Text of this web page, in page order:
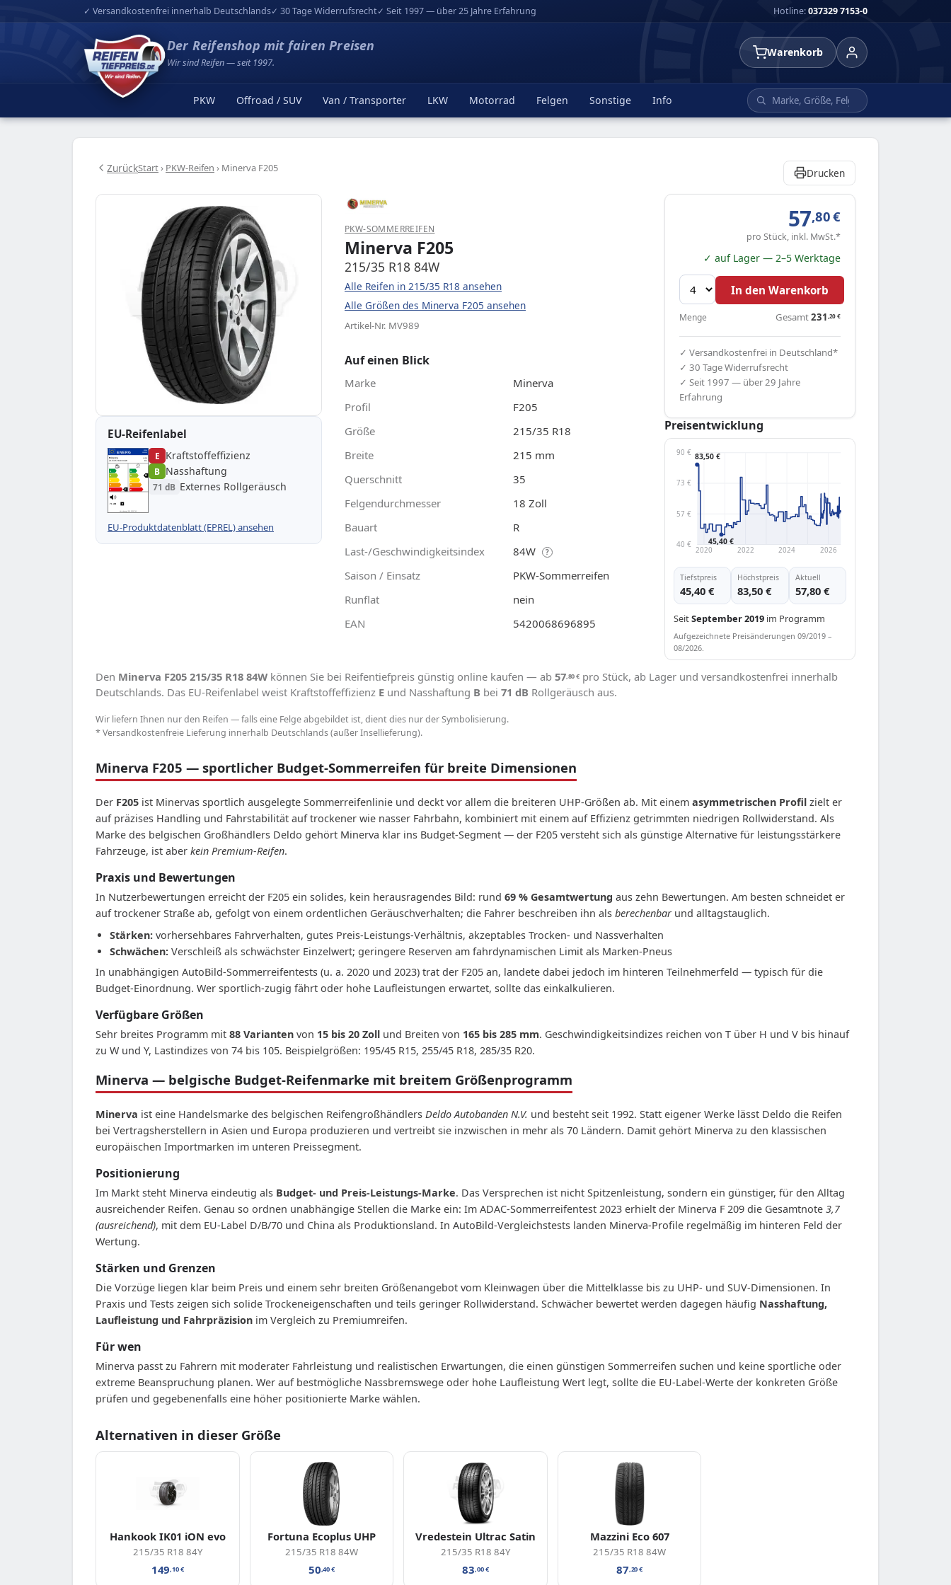
✓ Versandkostenfrei innerhalb Deutschlands✓ 30 Tage Widerrufsrecht✓ Seit 1997 — über 25 Jahre Erfahrung Hotline:037329 7153-0
Der Reifenshop mit fairen Preisen
Wir sind Reifen — seit 1997.
Warenkorb
PKW Offroad / SUV Van / Transporter LKW Motorrad Felgen Sonstige Info
ZurückStart› PKW-Reifen › Minerva F205 Drucken
EU-Reifenlabel
ENERG EPREL
1000000
Minerva MV989
215/35 R18 84W C1
A
B
C
D
E
E
A
B
B
C
D
E
71 dB B
Verordnung (EU) 2020/740
E Kraftstoffeffizienz
B Nasshaftung
71 dB Externes Rollgeräusch
EU-Produktdatenblatt (EPREL) ansehen
PKW-SOMMERREIFEN
Minerva F205
215/35 R18 84W
Alle Reifen in 215/35 R18 ansehen
Alle Größen des Minerva F205 ansehen
Artikel-Nr. MV989
Auf einen Blick
Marke
Minerva
Profil
F205
Größe
215/35 R18
Breite
215 mm
Querschnitt
35
Felgendurchmesser
18 Zoll
Bauart
R
Last-/Geschwindigkeitsindex
84W ?
Saison / Einsatz
PKW-Sommerreifen
Runflat
nein
EAN
5420068696895
57,80€
pro Stück, inkl. MwSt.*
✓ auf Lager — 2–5 Werktage
In den Warenkorb
Menge Gesamt231 ,20€
✓ Versandkostenfrei in Deutschland*
✓ 30 Tage Widerrufsrecht
✓ Seit 1997 — über 29 Jahre
Erfahrung
Preisentwicklung
40 €
57 €
73 €
90 €
2020 2022 2024 2026
83,50 €
45,40 €
Tiefstpreis
45,40 €
Höchstpreis
83,50 €
Aktuell
57,80 €
SeitSeptember 2019 im Programm
Aufgezeichnete Preisänderungen 09/2019 –
08/2026.
Den Minerva F205 215/35 R18 84W können Sie bei Reifentiefpreis günstig online kaufen — ab 57,80€ pro Stück, ab Lager und versandkostenfrei innerhalb
Deutschlands. Das EU-Reifenlabel weist Kraftstoffeffizienz E und Nasshaftung B bei 71 dB Rollgeräusch aus.
Wir liefern Ihnen nur den Reifen — falls eine Felge abgebildet ist, dient dies nur der Symbolisierung.
* Versandkostenfreie Lieferung innerhalb Deutschlands (außer Insellieferung).
Minerva F205 — sportlicher Budget-Sommerreifen für breite Dimensionen
Der F205 ist Minervas sportlich ausgelegte Sommerreifenlinie und deckt vor allem die breiteren UHP-Größen ab. Mit einem asymmetrischen Profil zielt er
auf präzises Handling und Fahrstabilität auf trockener wie nasser Fahrbahn, kombiniert mit einem auf Effizienz getrimmten niedrigen Rollwiderstand. Als
Marke des belgischen Großhändlers Deldo gehört Minerva klar ins Budget-Segment — der F205 versteht sich als günstige Alternative für leistungsstärkere
Fahrzeuge, ist aber kein Premium-Reifen.
Praxis und Bewertungen
In Nutzerbewertungen erreicht der F205 ein solides, kein herausragendes Bild: rund 69 % Gesamtwertung aus zehn Bewertungen. Am besten schneidet er
auf trockener Straße ab, gefolgt von einem ordentlichen Geräuschverhalten; die Fahrer beschreiben ihn als berechenbar und alltagstauglich.
Stärken: vorhersehbares Fahrverhalten, gutes Preis-Leistungs-Verhältnis, akzeptables Trocken- und Nassverhalten
Schwächen: Verschleiß als schwächster Einzelwert; geringere Reserven am fahrdynamischen Limit als Marken-Pneus
In unabhängigen AutoBild-Sommerreifentests (u. a. 2020 und 2023) trat der F205 an, landete dabei jedoch im hinteren Teilnehmerfeld — typisch für die
Budget-Einordnung. Wer sportlich-zugig fährt oder hohe Laufleistungen erwartet, sollte das einkalkulieren.
Verfügbare Größen
Sehr breites Programm mit 88 Varianten von 15 bis 20 Zoll und Breiten von 165 bis 285 mm. Geschwindigkeitsindizes reichen von T über H und V bis hinauf
zu W und Y, Lastindizes von 74 bis 105. Beispielgrößen: 195/45 R15, 255/45 R18, 285/35 R20.
Minerva — belgische Budget-Reifenmarke mit breitem Größenprogramm
Minerva ist eine Handelsmarke des belgischen Reifengroßhändlers Deldo Autobanden N.V. und besteht seit 1992. Statt eigener Werke lässt Deldo die Reifen
bei Vertragsherstellern in Asien und Europa produzieren und vertreibt sie inzwischen in mehr als 70 Ländern. Damit gehört Minerva zu den klassischen
europäischen Importmarken im unteren Preissegment.
Positionierung
Im Markt steht Minerva eindeutig als Budget- und Preis-Leistungs-Marke. Das Versprechen ist nicht Spitzenleistung, sondern ein günstiger, für den Alltag
ausreichender Reifen. Genau so ordnen unabhängige Stellen die Marke ein: Im ADAC-Sommerreifentest 2023 erhielt der Minerva F 209 die Gesamtnote 3,7
(ausreichend), mit dem EU-Label D/B/70 und China als Produktionsland. In AutoBild-Vergleichstests landen Minerva-Profile regelmäßig im hinteren Feld der
Wertung.
Stärken und Grenzen
Die Vorzüge liegen klar beim Preis und einem sehr breiten Größenangebot vom Kleinwagen über die Mittelklasse bis zu UHP- und SUV-Dimensionen. In
Praxis und Tests zeigen sich solide Trockeneigenschaften und teils geringer Rollwiderstand. Schwächer bewertet werden dagegen häufig Nasshaftung,
Laufleistung und Fahrpräzision im Vergleich zu Premiumreifen.
Für wen
Minerva passt zu Fahrern mit moderater Fahrleistung und realistischen Erwartungen, die einen günstigen Sommerreifen suchen und keine sportliche oder
extreme Beanspruchung planen. Wer auf bestmögliche Nassbremswege oder hohe Laufleistung Wert legt, sollte die EU-Label-Werte der konkreten Größe
prüfen und gegebenenfalls eine höher positionierte Marke wählen.
Alternativen in dieser Größe
Hankook IK01 iON evo
215/35 R18 84Y
149,10€
Fortuna Ecoplus UHP
215/35 R18 84W
50,40€
Vredestein Ultrac Satin
215/35 R18 84Y
83,00€
Mazzini Eco 607
215/35 R18 84W
87,20€